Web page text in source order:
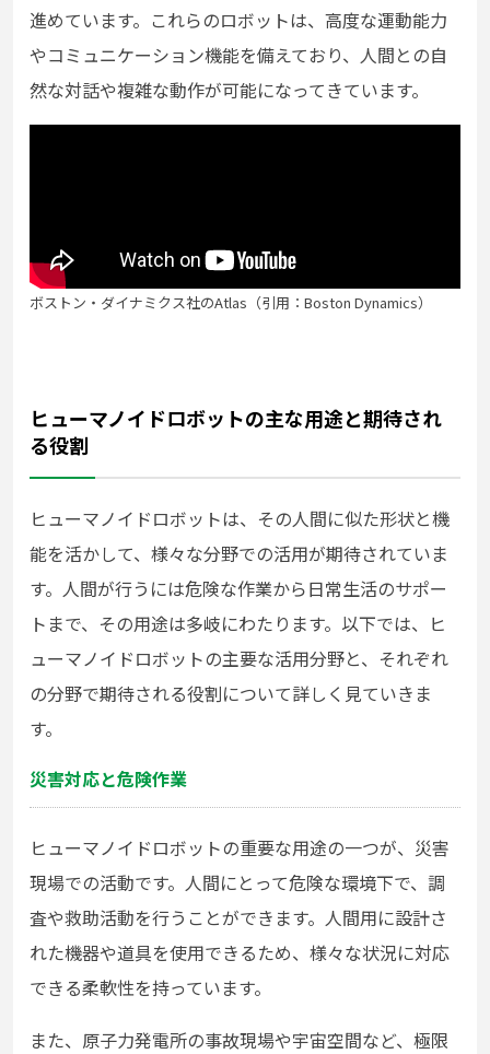
進めています。これらのロボットは、高度な運動能力
やコミュニケーション機能を備えており、人間との自
然な対話や複雑な動作が可能になってきています。
ボストン・ダイナミクス社のAtlas（引用：Boston Dynamics）
ヒューマノイドロボットの主な用途と期待され
る役割
ヒューマノイドロボットは、その人間に似た形状と機
能を活かして、様々な分野での活用が期待されていま
す。人間が行うには危険な作業から日常生活のサポー
トまで、その用途は多岐にわたります。以下では、ヒ
ューマノイドロボットの主要な活用分野と、それぞれ
の分野で期待される役割について詳しく見ていきま
す。
災害対応と危険作業
ヒューマノイドロボットの重要な用途の一つが、災害
現場での活動です。人間にとって危険な環境下で、調
査や救助活動を行うことができます。人間用に設計さ
れた機器や道具を使用できるため、様々な状況に対応
できる柔軟性を持っています。
また、原子力発電所の事故現場や宇宙空間など、極限